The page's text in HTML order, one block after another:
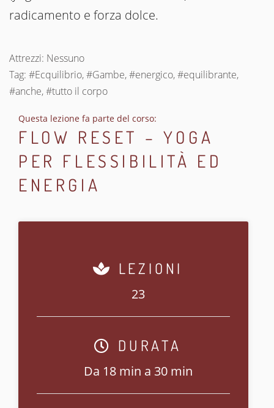
radicamento e forza dolce.
Attrezzi: Nessuno
Tag: #Ecquilibrio, #Gambe, #energico, #equilibrante,
#anche, #tutto il corpo
Questa lezione fa parte del corso:
FLOW RESET – YOGA
PER FLESSIBILITÀ ED
ENERGIA
LEZIONI
23
DURATA
Da 18 min a 30 min